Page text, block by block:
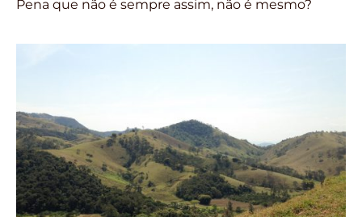
Pena que não é sempre assim, não é mesmo?